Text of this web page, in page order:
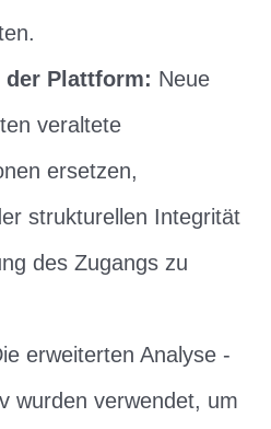
der Plattform: Neue
veraltete
ersetzen,
strukturellen Integrität
des Zugangs zu
erweiterten Analyse -
wurden verwendet, um